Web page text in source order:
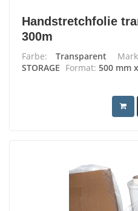
Handstretchfolie
300m
Farbe: Transparent
STORAGE Format: 500 mm